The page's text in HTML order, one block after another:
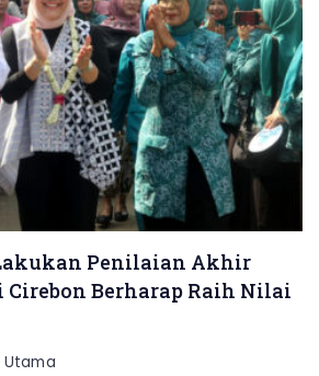
Penilaian Akhir
Cirebon Berharap Raih Nilai
Utama